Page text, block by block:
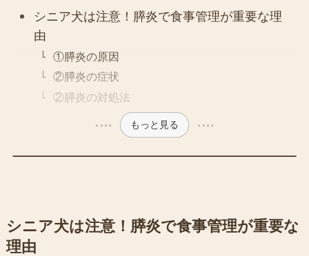
シニア犬は注意！膵炎で食事管理が重要な理
由
①膵炎の原因
②膵炎の症状
②膵炎の対処法
もっと見る
シニア犬は注意！膵炎で食事管理が重要な
理由